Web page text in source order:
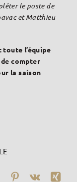
le poste de
et Matthieu
toute l’équipe
de compter
la saison
TumblrPinterest
Vk